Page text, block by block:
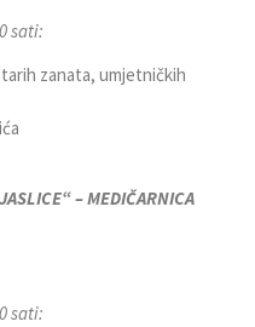
sati:
zanata, umjetničkih
– MEDIČARNICA
sati: